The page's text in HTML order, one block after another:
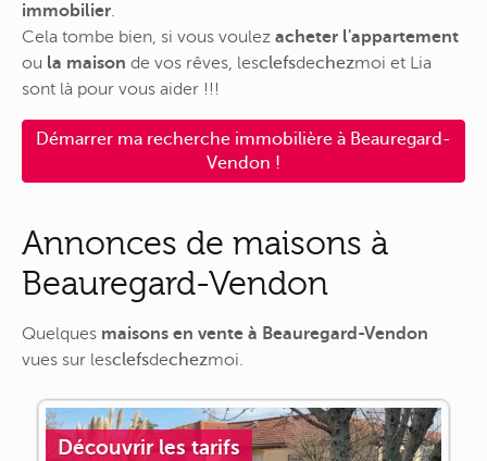
immobilier.
Cela tombe bien, si vous voulez acheter l'appartement
ou la maison de vos rêves, lesclefsdechezmoi et Lia
sont là pour vous aider !!!
Démarrer ma recherche immobilière à Beauregard-
Vendon !
Annonces de maisons à
Beauregard-Vendon
Quelques maisons en vente à Beauregard-Vendon
vues sur lesclefsdechezmoi.
Découvrir les tarifs